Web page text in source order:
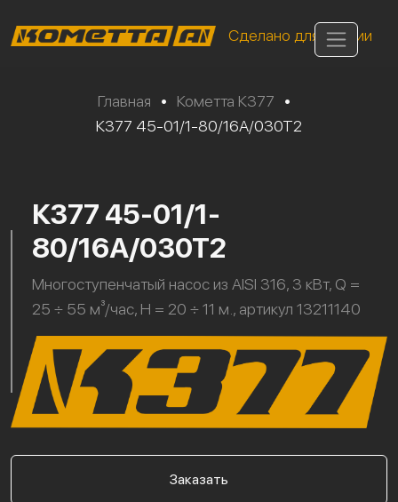
Сделано для России
Главная • Кометта К377
•
К377 45-01/1-80/16А/030Т2
К377 45-01/1-
80/16А/030Т2
Многоступенчатый насос из AISI 316, 3 кВт, Q =
25 ÷ 55 м³/час, H = 20 ÷ 11 м., артикул 13211140
Заказать